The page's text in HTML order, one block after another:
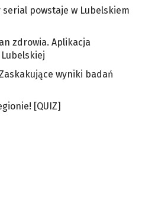
serial powstaje w Lubelskiem
zdrowia. Aplikacja
wyniki badań
[QUIZ]